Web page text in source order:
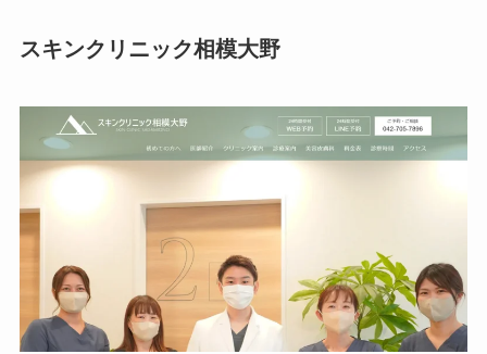
スキンクリニック相模大野